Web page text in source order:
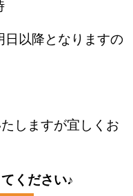
日以降となりますの
しますが宜しくお
ください♪